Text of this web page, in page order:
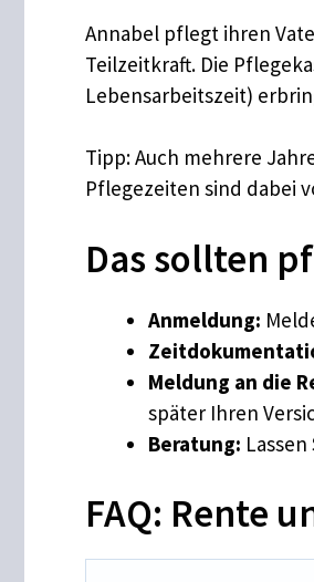
Annabel pflegt ihren
Teilzeitkraft. Die
Lebensarbeitszeit)
Tipp: Auch mehrere
Pflegezeiten sind dabei
Das sollten
Anmeldung:
Meldung an die
später Ihren
Beratung:
FAQ: Rente